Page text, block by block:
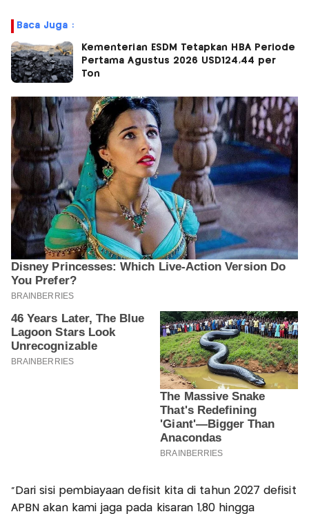
Baca Juga :
Kementerian ESDM Tetapkan HBA Periode
Pertama Agustus 2026 USD124,44 per
Ton
"Dari sisi pembiayaan defisit kita di tahun 2027 defisit
APBN akan kami jaga pada kisaran 1,80 hingga